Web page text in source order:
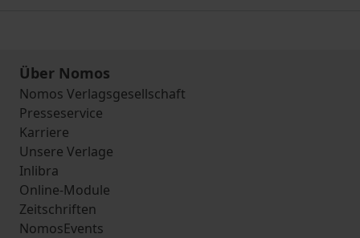
Über Nomos
Nomos Verlagsgesellschaft
Presseservice
Karriere
Unsere Verlage
Inlibra
Online-Module
Zeitschriften
NomosEvents